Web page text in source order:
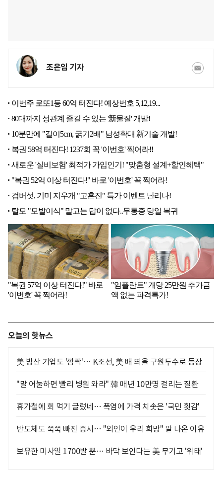
조은임 기자
오늘의 핫뉴스
美 방산 기업도 '깜짝'… K조선, 美 배 띄울 구원투수로 등장
"말 어눌하면 빨리 병원 와라" 韓 매년 10만명 걸리는 질환
휴가철에 회 먹기 글렀네… 폭염에 가격 치솟은 '국민 횟감'
반도체도 쭉쭉 빠진 증시… "외인이 우리 희망" 말 나온 이유
보유한 미사일 1700발 뿐… 바닥 보인다는 美 무기고 '위태'